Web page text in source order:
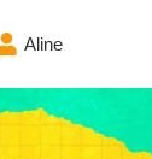
Aline